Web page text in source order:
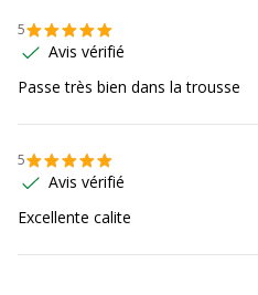
5
Avis vérifié
Passe très bien dans la trousse
5
Avis vérifié
Excellente calite